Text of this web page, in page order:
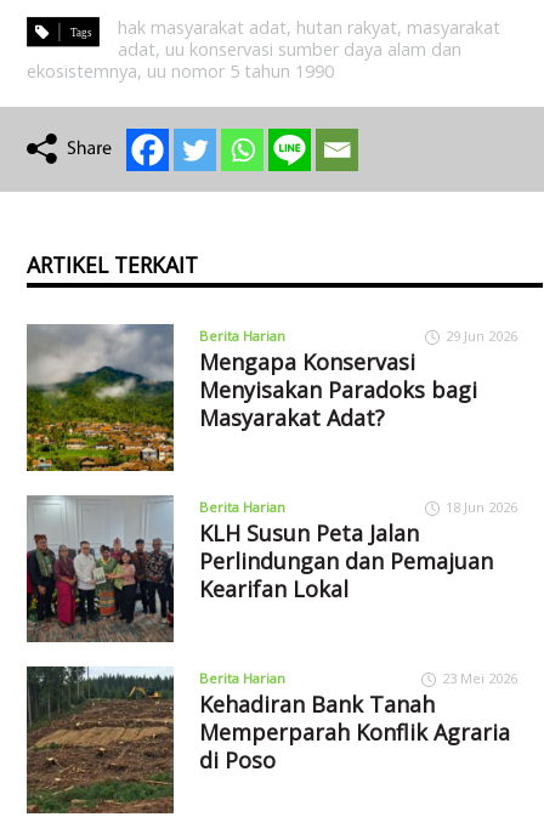
hak masyarakat adat, hutan rakyat, masyarakat
adat, uu konservasi sumber daya alam dan
ekosistemnya, uu nomor 5 tahun 1990
ARTIKEL TERKAIT
Berita Harian 29 Jun 2026
Mengapa Konservasi
Menyisakan Paradoks bagi
Masyarakat Adat?
Berita Harian 18 Jun 2026
KLH Susun Peta Jalan
Perlindungan dan Pemajuan
Kearifan Lokal
Berita Harian 23 Mei 2026
Kehadiran Bank Tanah
Memperparah Konflik Agraria
di Poso